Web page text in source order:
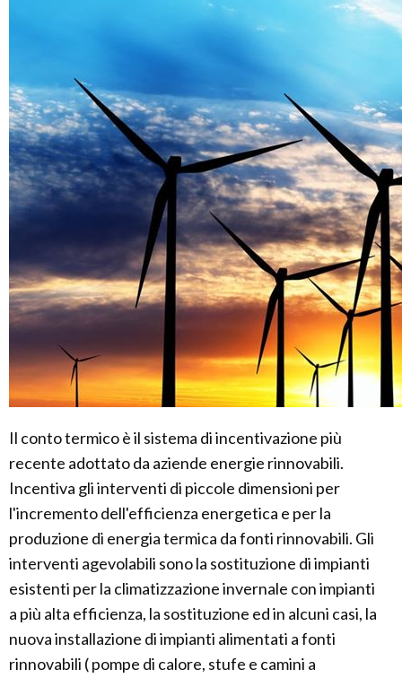
Il conto termico è il sistema di incentivazione più
recente adottato da aziende energie rinnovabili.
Incentiva gli interventi di piccole dimensioni per
l'incremento dell'efficienza energetica e per la
produzione di energia termica da fonti rinnovabili. Gli
interventi agevolabili sono la sostituzione di impianti
esistenti per la climatizzazione invernale con impianti
a più alta efficienza, la sostituzione ed in alcuni casi, la
nuova installazione di impianti alimentati a fonti
rinnovabili ( pompe di calore, stufe e camini a